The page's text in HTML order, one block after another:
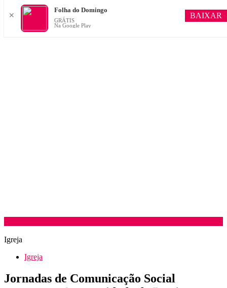
Igreja
Igreja
Jornadas de Comunicação Social
✕
Folha do Domingo
GRÁTIS
Na Google Play
BAIXAR